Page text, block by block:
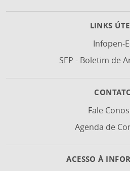
LINKS
Infopen-
SEP - Boletim de
Fale
Agenda de
ACESSO À